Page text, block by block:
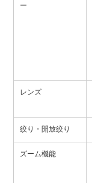
ー
レンズ
絞り・開放絞り
ズーム機能